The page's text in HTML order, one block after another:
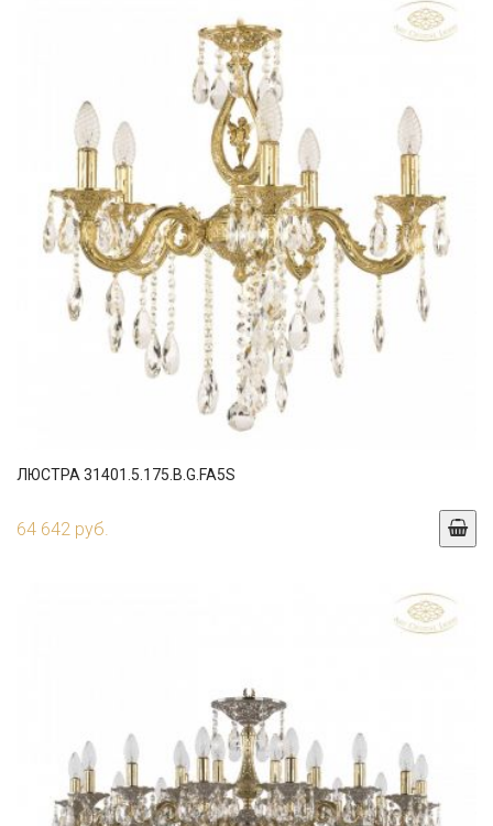
ЛЮСТРА 31401.5.175.B.G.FA5S
64 642 руб.